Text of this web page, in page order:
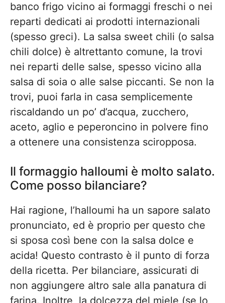
banco frigo vicino ai formaggi freschi o nei
reparti dedicati ai prodotti internazionali
(spesso greci). La salsa sweet chili (o salsa
chili dolce) è altrettanto comune, la trovi
nei reparti delle salse, spesso vicino alla
salsa di soia o alle salse piccanti. Se non la
trovi, puoi farla in casa semplicemente
riscaldando un po’ d’acqua, zucchero,
aceto, aglio e peperoncino in polvere fino
a ottenere una consistenza sciropposa.
Il formaggio halloumi è molto salato.
Come posso bilanciare?
Hai ragione, l’halloumi ha un sapore salato
pronunciato, ed è proprio per questo che
si sposa così bene con la salsa dolce e
acida! Questo contrasto è il punto di forza
della ricetta. Per bilanciare, assicurati di
non aggiungere altro sale alla panatura di
farina. Inoltre, la dolcezza del miele (se lo